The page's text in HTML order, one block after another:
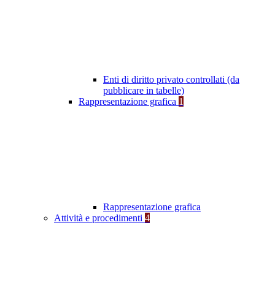
Enti di diritto privato controllati (da
pubblicare in tabelle)
Rappresentazione grafica 1
Rappresentazione grafica
Attività e procedimenti 4